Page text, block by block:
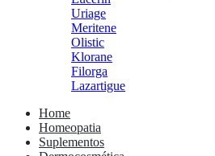
Uriage
Meritene
Olistic
Klorane
Filorga
Lazartigue
Home
Homeopatia
Suplementos